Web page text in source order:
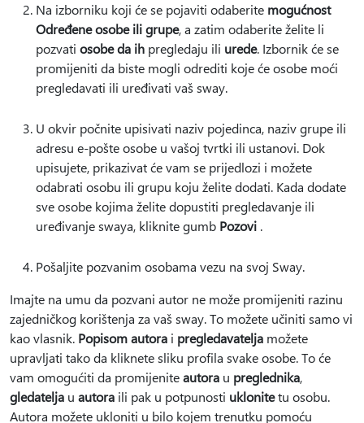
Na izborniku koji će se pojaviti odaberite mogućnost
Određene osobe ili grupe, a zatim odaberite želite li
pozvati osobe da ih pregledaju ili urede. Izbornik će se
promijeniti da biste mogli odrediti koje će osobe moći
pregledavati ili uređivati vaš sway.
U okvir počnite upisivati naziv pojedinca, naziv grupe ili
adresu e-pošte osobe u vašoj tvrtki ili ustanovi. Dok
upisujete, prikazivat će vam se prijedlozi i možete
odabrati osobu ili grupu koju želite dodati. Kada dodate
sve osobe kojima želite dopustiti pregledavanje ili
uređivanje swaya, kliknite gumb Pozovi .
Pošaljite pozvanim osobama vezu na svoj Sway.
Imajte na umu da pozvani autor ne može promijeniti razinu
zajedničkog korištenja za vaš sway. To možete učiniti samo vi
kao vlasnik. Popisom autora i pregledavatelja možete
upravljati tako da kliknete sliku profila svake osobe. To će
vam omogućiti da promijeniteautora u preglednika,
gledatelja u autora ili pak u potpunosti uklonitetu osobu.
Autora možete ukloniti u bilo kojem trenutku pomoću